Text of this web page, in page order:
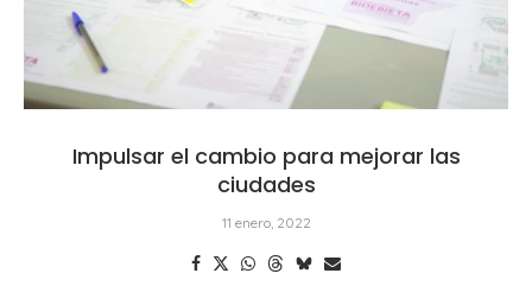
Impulsar el cambio para mejorar las
ciudades
11 enero, 2022